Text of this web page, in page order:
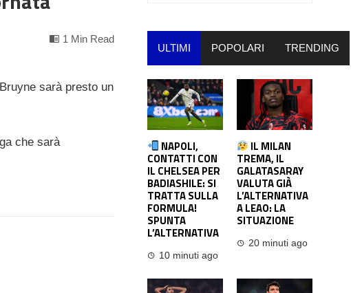
1 Min Read
sarà presto un
che sarà
ULTIMI POPOLARI TRENDING
NAPOLI,
CONTATTI CON
IL CHELSEA PER
BADIASHILE: SI
TRATTA SULLA
FORMULA!
SPUNTA
L’ALTERNATIVA
10 minuti ago
IL MILAN
TREMA, IL
GALATASARAY
VALUTA GIÀ
L’ALTERNATIVA
A LEAO: LA
SITUAZIONE
20 minuti ago